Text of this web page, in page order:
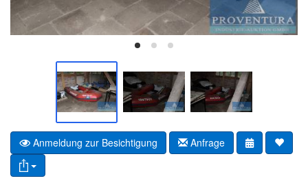
Anmeldung zur Besichtigung Anfrage